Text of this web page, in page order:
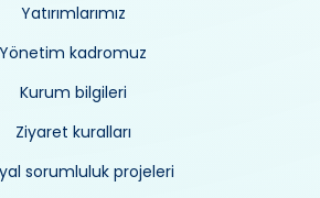
Yatırımlarımız
Yönetim kadromuz
Kurum bilgileri
Ziyaret kuralları
sorumluluk projeleri